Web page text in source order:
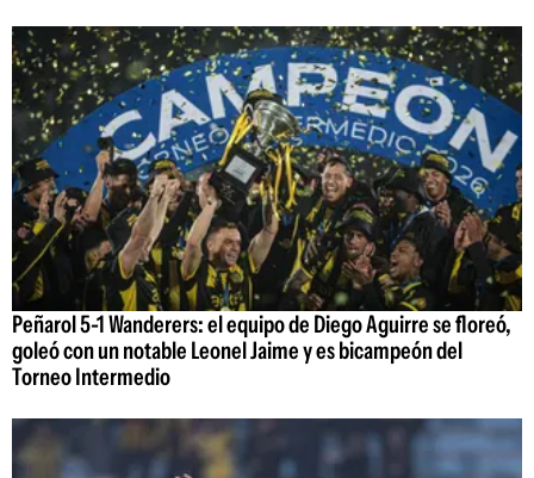
Peñarol 5-1 Wanderers: el equipo de Diego Aguirre se floreó,
goleó con un notable Leonel Jaime y es bicampeón del
Torneo Intermedio